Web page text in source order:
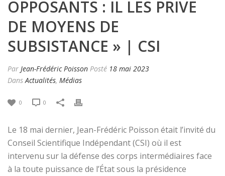
OPPOSANTS : IL LES PRIVE
DE MOYENS DE
SUBSISTANCE » | CSI
Par Jean-Frédéric Poisson Posté 18 mai 2023
DansActualités, Médias
0 0
Le 18 mai dernier, Jean-Frédéric Poisson était l’invité du
Conseil Scientifique Indépendant (CSI) où il est
intervenu sur la défense des corps intermédiaires face
à la toute puissance de l’État sous la présidence